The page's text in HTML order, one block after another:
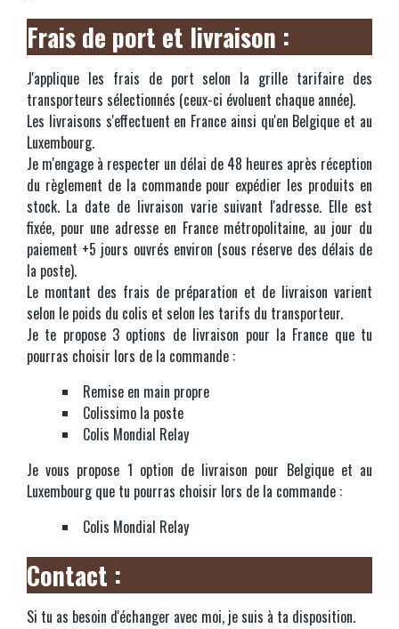
Frais de port et livraison :
J'applique les frais de port selon la grille tarifaire des
transporteurs sélectionnés (ceux-ci évoluent chaque année).
Les livraisons s'effectuent en France ainsi qu'en Belgique et au
Luxembourg.
Je m'engage à respecter un délai de 48 heures après réception
du règlement de la commande pour expédier les produits en
stock. La date de livraison varie suivant l'adresse. Elle est
fixée, pour une adresse en France métropolitaine, au jour du
paiement +5 jours ouvrés environ (sous réserve des délais de
la poste).
Le montant des frais de préparation et de livraison varient
selon le poids du colis et selon les tarifs du transporteur.
Je te propose 3 options de livraison pour la France que tu
pourras choisir lors de la commande :
Remise en main propre
Colissimo la poste
Colis Mondial Relay
Je vous propose 1 option de livraison pour Belgique et au
Luxembourg que tu pourras choisir lors de la commande :
Colis Mondial Relay
Contact :
Si tu as besoin d'échanger avec moi, je suis à ta disposition.